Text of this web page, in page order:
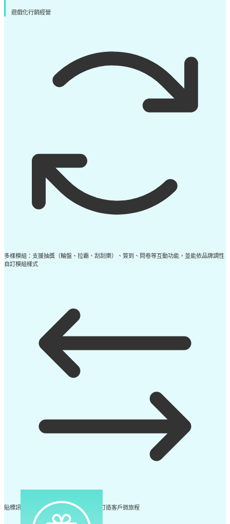
遊戲化行銷經營
多樣模組：支援抽獎（輪盤、拉霸、刮刮樂）、簽到、問卷等互動功能，並能依品牌調性
自訂模組樣式
貼標訊息：根據標籤自動化推播訊息，打造客戶微旅程